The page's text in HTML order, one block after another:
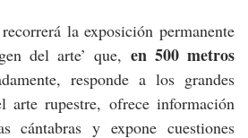
la exposición permanente
del arte’ que, en 500 metros
responde a los grandes
arte rupestre, ofrece información
cántabras y expone cuestiones